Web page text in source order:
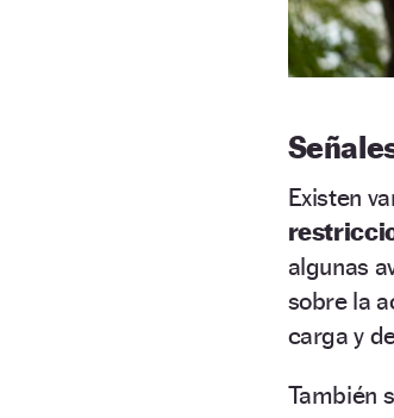
Existen
algunas
sobre la
carga y
También